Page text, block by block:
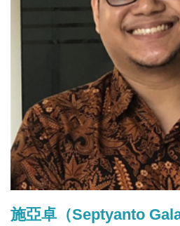
施亞卓（Septyanto